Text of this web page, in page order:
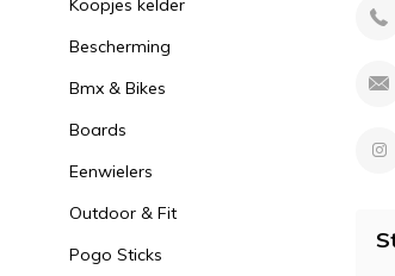
Koopjes kelder
Bescherming
Bmx & Bikes
Boards
Eenwielers
Outdoor & Fit
Pogo Sticks